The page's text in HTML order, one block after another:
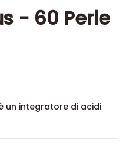
- 60 Perle
un integratore di acidi